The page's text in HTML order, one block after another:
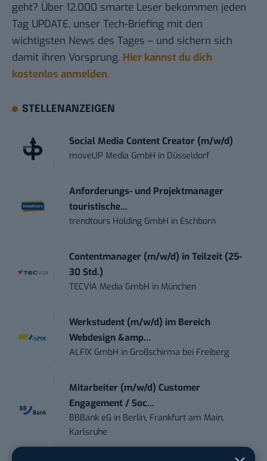
geht? Über 12.000 smarte Leser bekommen jeden
Tag UPDATE, unser Tech-Briefing mit den
wichtigsten News des Tages – und sichern sich
damit ihren Vorsprung. Hier kannst du dich
kostenlos anmelden.
STELLENANZEIGEN
Social Media Content Creator (m/w/d)
moveUP Media GmbH in Düsseldorf
Anforderungs- und Projektmanager
touristische...
trendtours Holding GmbH in Eschborn
Contentmanager (m/w/d) in Teilzeit (25-
30 Std.)
TECVIA Media GmbH in München
Werkstudent (m/w/d) im Bereich
Webdesign &amp...
ALFIX GmbH in Großschirma bei Freiberg
Mitarbeiter (m/w/d) Customer
Engagement / Soc...
BBBank eG in Berlin, Frankfurt am Main,
Karlsruhe